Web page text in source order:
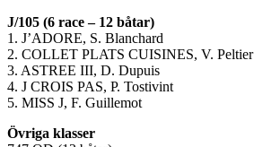
J/105 (6 race – 12 båtar)
1. J’ADORE, S. Blanchard
2. COLLET PLATS CUISINES, V. Peltier
3. ASTREE III, D. Dupuis
4. J CROIS PAS, P. Tostivint
5. MISS J, F. Guillemot
Övriga klasser